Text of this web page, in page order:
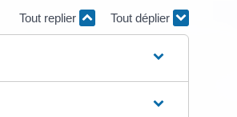
Tout replier Tout déplier